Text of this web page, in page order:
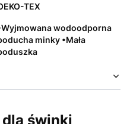
TEX
wodoodporna
minky •Mała
świnki